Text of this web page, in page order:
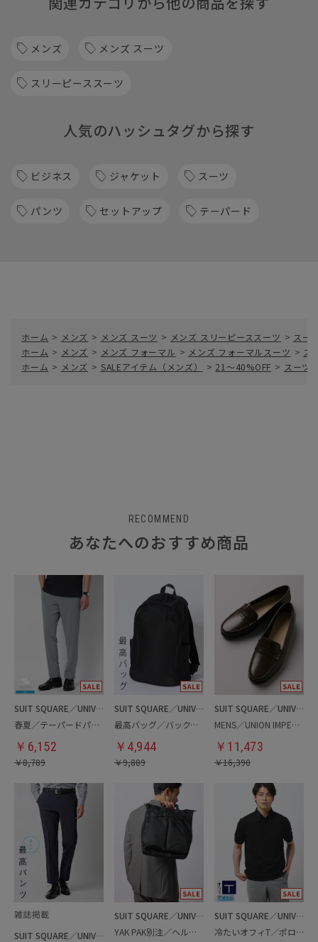
メンズ メンズ スーツ
スリーピーススーツ
人気のハッシュタグから探す
ビジネス ジャケット スーツ
パンツ セットアップ テーパード
ホーム > メンズ > メンズ スーツ > メンズ スリーピーススーツ > スー
ホーム > メンズ > メンズ フォーマル > メンズ フォーマルスーツ > ス
ホーム > メンズ > SALEアイテム（メンズ） > 21～40%OFF > スーツ
RECOMMEND
あなたへのおすすめ商品
SUIT SQUARE／UNIVERSAL LANGUAGE
春夏／テーパードパンツ
￥ 6,152
￥8,789
SUIT SQUARE／UNIVERSAL LANGUAGE
最高バッグ／バックパック
￥ 4,944
￥9,889
SUIT SQUARE／UNIVERSAL LANGUAGE
MENS／UNION IMPERIAL監修／コインローファー
￥ 11,473
￥16,390
SUIT SQUARE／UNIVERSAL LANGUAGE
SUIT SQUARE／UNIVERSAL LANGUAGE
YAK PAK別注／ヘルメットバッグ
SUIT SQUARE／UNIVERSAL LANGUAGE
冷たいオフィT／ポロシャツ